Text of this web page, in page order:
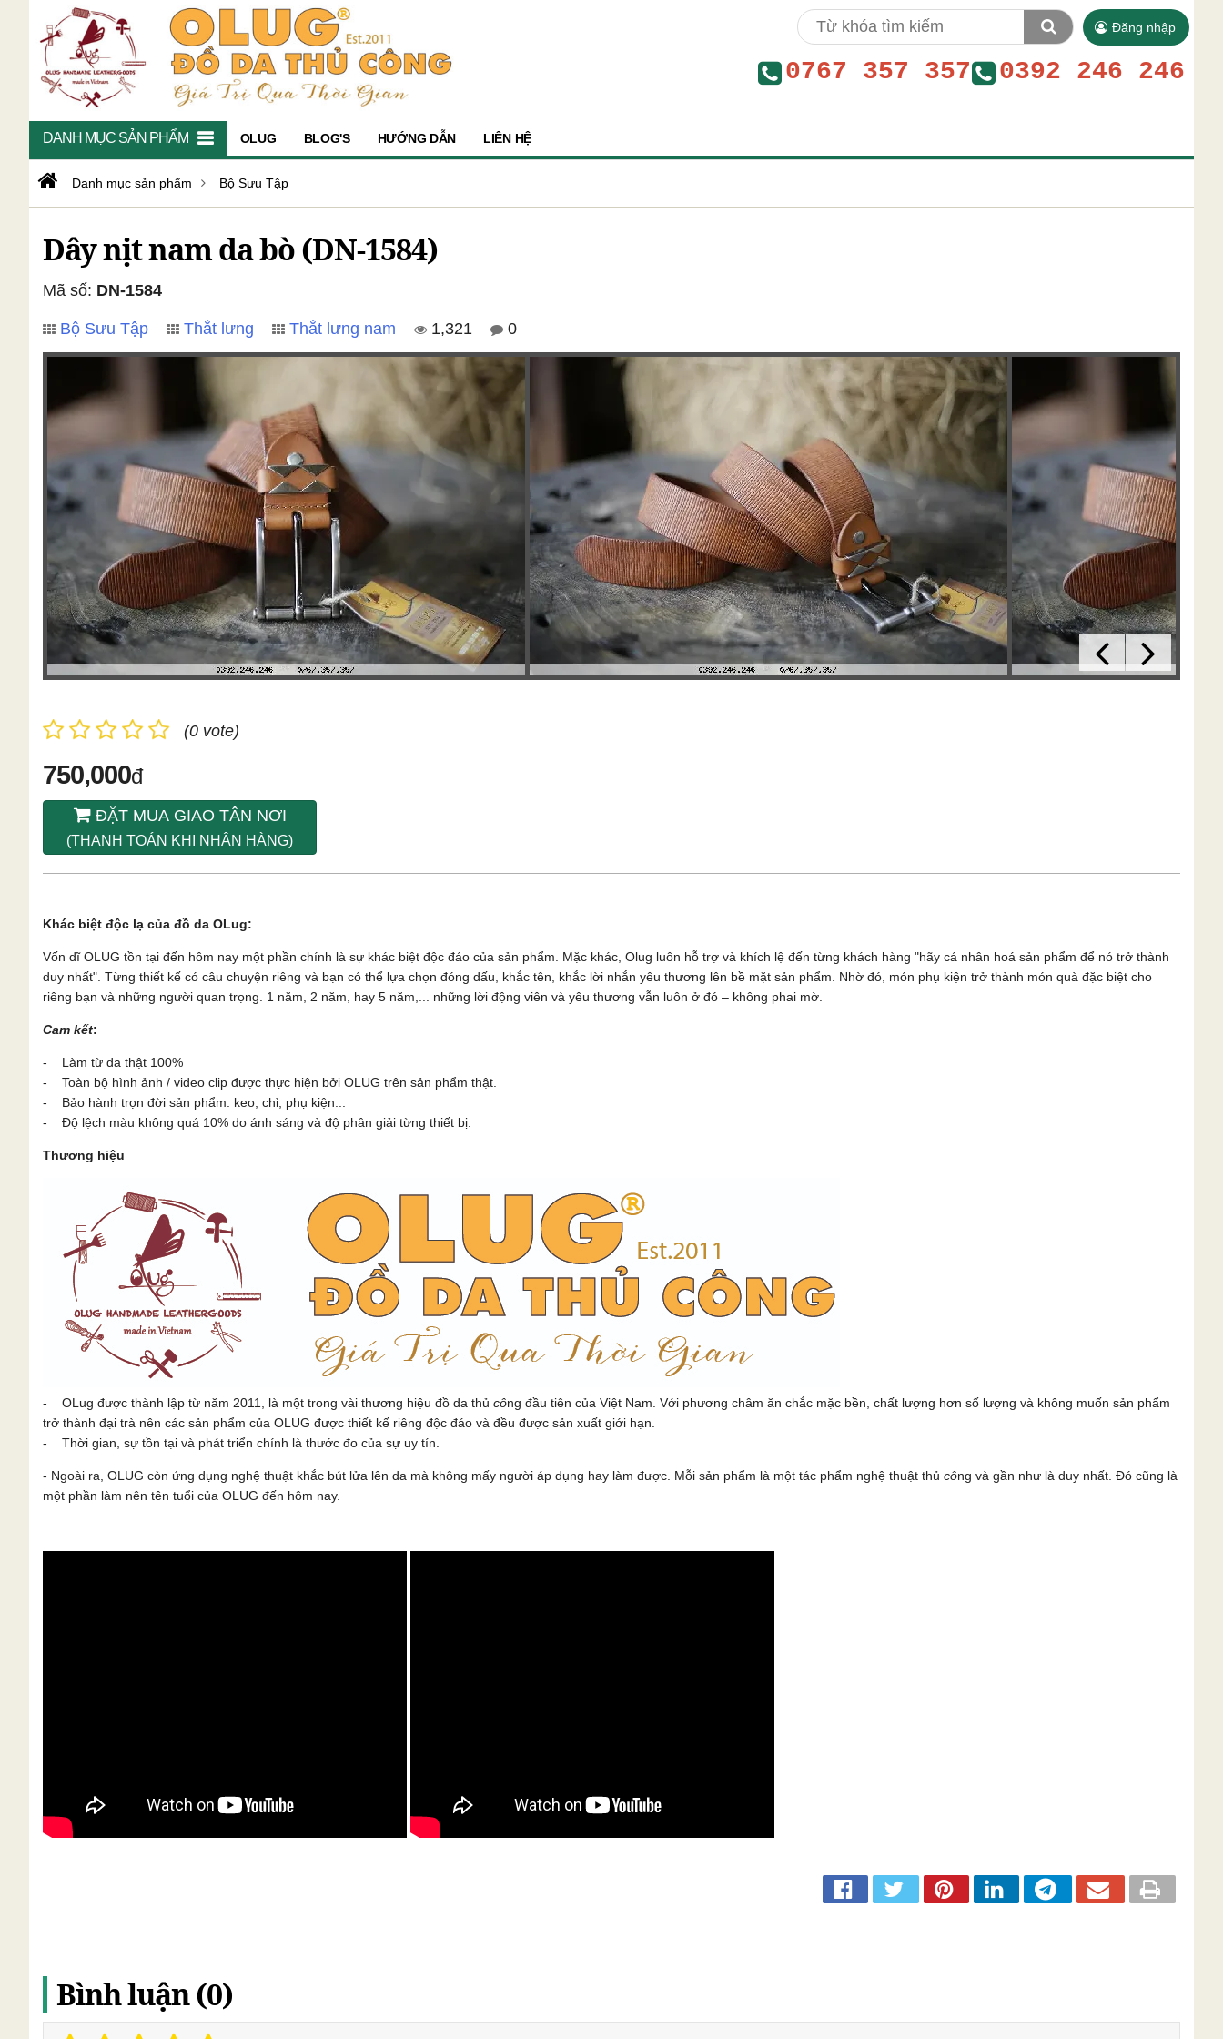
Đăng nhập
0767 357 357 0392 246 246
DANH MỤC SẢN PHẨM OLUG BLOG'S HƯỚNG DẪN LIÊN HỆ
Danh mục sản phẩm Bộ Sưu Tập
Dây nịt nam da bò (DN-1584)
Mã số: DN-1584
Bộ Sưu Tập Thắt lưng Thắt lưng nam 1,321 0
(0 vote)
750,000đ
ĐẶT MUA GIAO TÂN NƠI
(THANH TOÁN KHI NHẬN HÀNG)
Khác biệt độc lạ của đồ da OLug:
Vốn dĩ OLUG tồn tại đến hôm nay một phần chính là sự khác biệt độc đáo của sản phẩm. Mặc khác, Olug luôn hỗ trợ và khích lệ đến từng khách hàng "hãy cá nhân hoá sản phẩm để nó trở thành
duy nhất". Từng thiết kế có câu chuyện riêng và bạn có thể lựa chọn đóng dấu, khắc tên, khắc lời nhắn yêu thương lên bề mặt sản phẩm. Nhờ đó, món phụ kiện trở thành món quà đặc biệt cho
riêng bạn và những người quan trọng. 1 năm, 2 năm, hay 5 năm,... những lời động viên và yêu thương vẫn luôn ở đó – không phai mờ.
Cam kết:
- Làm từ da thật 100%
- Toàn bộ hình ảnh / video clip được thực hiện bởi OLUG trên sản phẩm thật.
- Bảo hành trọn đời sản phẩm: keo, chỉ, phụ kiện...
- Độ lệch màu không quá 10% do ánh sáng và độ phân giải từng thiết bị.
Thương hiệu
- OLug được thành lập từ năm 2011, là một trong vài thương hiệu đồ da thủ công đầu tiên của Việt Nam. Với phương châm ăn chắc mặc bền, chất lượng hơn số lượng và không muốn sản phẩm
trở thành đại trà nên các sản phẩm của OLUG được thiết kế riêng độc đáo và đều được sản xuất giới hạn.
- Thời gian, sự tồn tại và phát triển chính là thước đo của sự uy tín.
- Ngoài ra, OLUG còn ứng dụng nghệ thuật khắc bút lửa lên da mà không mấy người áp dụng hay làm được. Mỗi sản phẩm là một tác phẩm nghệ thuật thủ công và gần như là duy nhất. Đó cũng là
một phần làm nên tên tuổi của OLUG đến hôm nay.
Bình luận (0)